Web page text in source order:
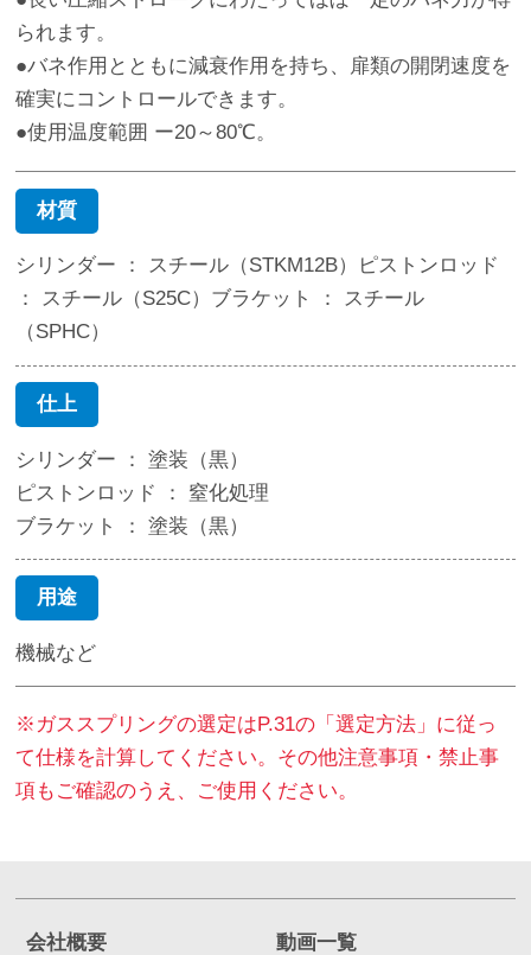
られます。
●バネ作用とともに減衰作用を持ち、扉類の開閉速度を
確実にコントロールできます。
●使用温度範囲 ー20～80℃。
材質
シリンダー ： スチール（STKM12B）ピストンロッド
： スチール（S25C）ブラケット ： スチール
（SPHC）
仕上
シリンダー ： 塗装（黒）
ピストンロッド ： 窒化処理
ブラケット ： 塗装（黒）
用途
機械など
※ガススプリングの選定はP.31の「選定方法」に従っ
て仕様を計算してください。その他注意事項・禁止事
項もご確認のうえ、ご使用ください。
会社概要
動画一覧